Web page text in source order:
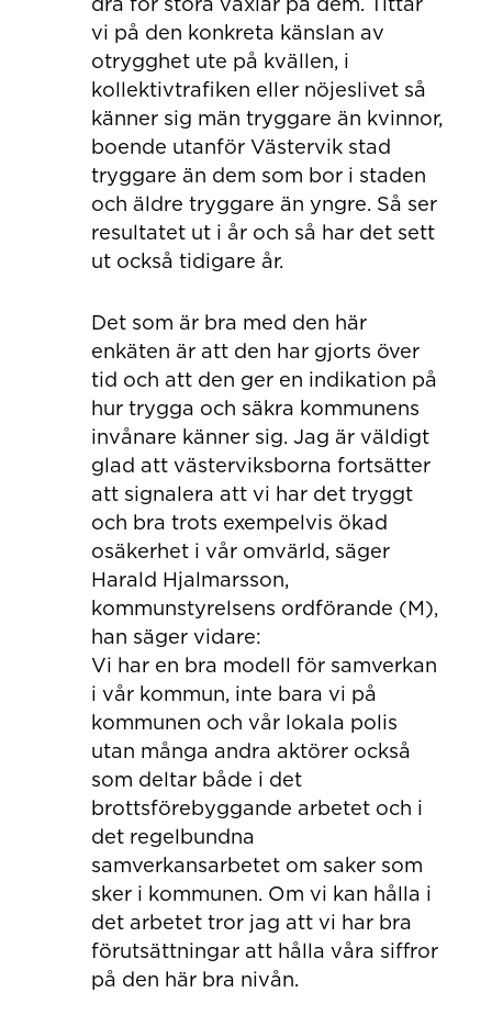
vi på den konkreta känslan av
otrygghet ute på kvällen, i
kollektivtrafiken eller nöjeslivet så
känner sig män tryggare än kvinnor,
boende utanför Västervik stad
tryggare än dem som bor i staden
och äldre tryggare än yngre. Så ser
resultatet ut i år och så har det sett
ut också tidigare år.
Det som är bra med den här
enkäten är att den har gjorts över
tid och att den ger en indikation på
hur trygga och säkra kommunens
invånare känner sig. Jag är väldigt
glad att västerviksborna fortsätter
att signalera att vi har det tryggt
och bra trots exempelvis ökad
osäkerhet i vår omvärld, säger
Harald Hjalmarsson,
kommunstyrelsens ordförande (M),
han säger vidare:
Vi har en bra modell för samverkan
i vår kommun, inte bara vi på
kommunen och vår lokala polis
utan många andra aktörer också
som deltar både i det
brottsförebyggande arbetet och i
det regelbundna
samverkansarbetet om saker som
sker i kommunen. Om vi kan hålla i
det arbetet tror jag att vi har bra
förutsättningar att hålla våra siffror
på den här bra nivån.